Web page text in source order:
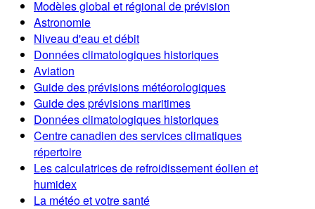
Modèles global et régional de prévision
Astronomie
Niveau d'eau et débit
Données climatologiques historiques
Aviation
Guide des prévisions météorologiques
Guide des prévisions maritimes
Données climatologiques historiques
Centre canadien des services climatiques
répertoire
Les calculatrices de refroidissement éolien et
humidex
La météo et votre santé